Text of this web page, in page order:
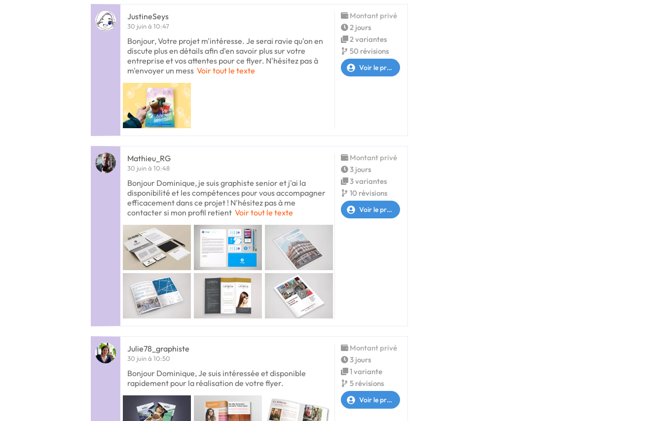
JustineSeys
30 juin à 10:47
Bonjour, Votre projet m'intéresse. Je serai ravie qu'on en
discute plus en détails afin d'en savoir plus sur votre
entreprise et vos attentes pour ce flyer. N'hésitez pas à
m'envoyer un mess Voir tout le texte
Montant privé
2 jours
2 variantes
50 révisions
Voir le profil
Mathieu_RG
30 juin à 10:48
Bonjour Dominique, je suis graphiste senior et j'ai la
disponibilité et les compétences pour vous accompagner
efficacement dans ce projet ! N'hésitez pas à me
contacter si mon profil retient Voir tout le texte
Montant privé
3 jours
3 variantes
10 révisions
Voir le profil
Julie78_graphiste
30 juin à 10:50
Bonjour Dominique, Je suis intéressée et disponible
rapidement pour la réalisation de votre flyer.
Montant privé
3 jours
1 variante
5 révisions
Voir le profil